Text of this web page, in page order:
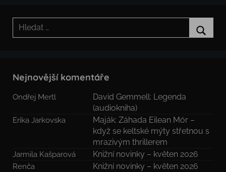
Hledat:
Nejnovější komentáře
Ondřej Mertl
David Gemmell: Legenda
(audiokniha)
Erika Jarkovska
Maják: Záhada Eilean Mór –
když se keltské mýty střetnou s
mrazivým thrillerem
Jarmila Kašparová Knižní novinky – květen 2026
Renča Knižní novinky – květen 2026